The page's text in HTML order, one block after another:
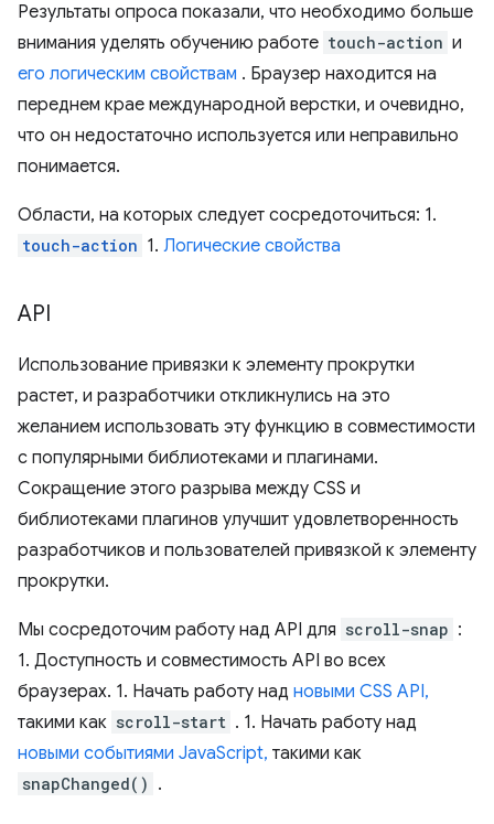
Результаты опроса показали, что необходимо больше
внимания уделять обучению работе touch-action и
его логическим свойствам . Браузер находится на
переднем крае международной верстки, и очевидно,
что он недостаточно используется или неправильно
понимается.
Области, на которых следует сосредоточиться: 1.
touch-action 1. Логические свойства
API
Использование привязки к элементу прокрутки
растет, и разработчики откликнулись на это
желанием использовать эту функцию в совместимости
с популярными библиотеками и плагинами.
Сокращение этого разрыва между CSS и
библиотеками плагинов улучшит удовлетворенность
разработчиков и пользователей привязкой к элементу
прокрутки.
Мы сосредоточим работу над API для scroll-snap :
1. Доступность и совместимость API во всех
браузерах. 1. Начать работу над новыми CSS API,
такими как scroll-start . 1. Начать работу над
новыми событиями JavaScript, такими как
snapChanged() .